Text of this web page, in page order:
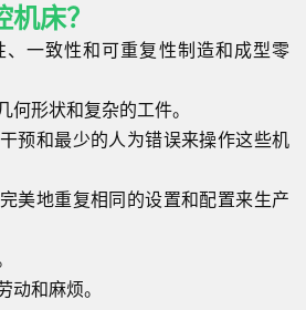
床？
、一致性和可重复性制造和成型零
何形状和复杂的工件。
预和最少的人为错误来操作这些机
美地重复相同的设置和配置来生产
动和麻烦。